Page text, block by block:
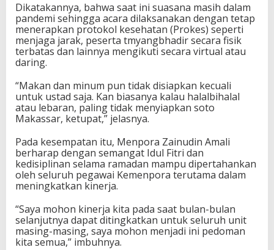
Dikatakannya, bahwa saat ini suasana masih dalam
pandemi sehingga acara dilaksanakan dengan tetap
menerapkan protokol kesehatan (Prokes) seperti
menjaga jarak, peserta tmyangbhadir secara fisik
terbatas dan lainnya mengikuti secara virtual atau
daring.
“Makan dan minum pun tidak disiapkan kecuali
untuk ustad saja. Kan biasanya kalau halalbihalal
atau lebaran, paling tidak menyiapkan soto
Makassar, ketupat,” jelasnya.
Pada kesempatan itu, Menpora Zainudin Amali
berharap dengan semangat Idul Fitri dan
kedisiplinan selama ramadan mampu dipertahankan
oleh seluruh pegawai Kemenpora terutama dalam
meningkatkan kinerja.
“Saya mohon kinerja kita pada saat bulan-bulan
selanjutnya dapat ditingkatkan untuk seluruh unit
masing-masing, saya mohon menjadi ini pedoman
kita semua,” imbuhnya.